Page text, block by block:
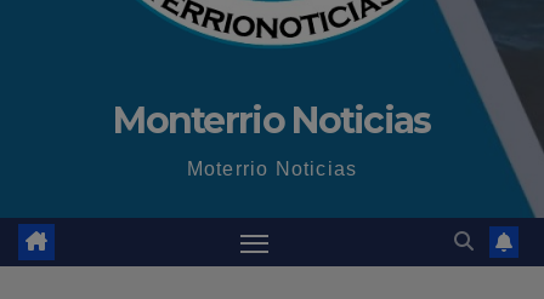
Monterrio Noticias
Moterrio Noticias